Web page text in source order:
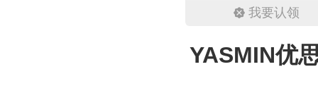
我要认领
YASMIN优